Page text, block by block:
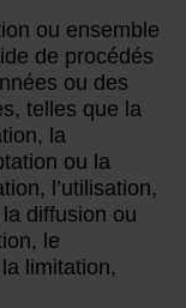
ou ensemble
de procédés
ou des
telles que la
la
ou la
l’utilisation,
diffusion ou
le
limitation,